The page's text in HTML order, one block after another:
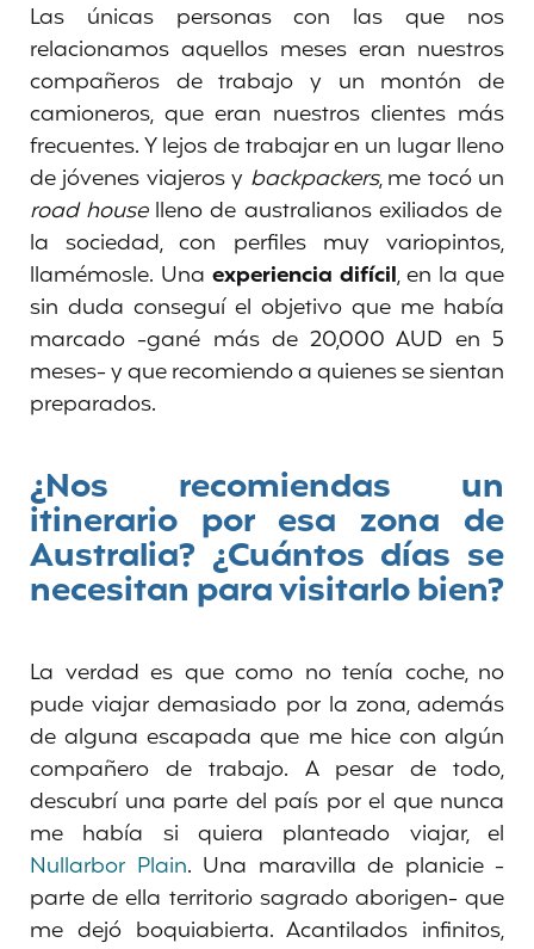
Las únicas personas con las que nos
relacionamos aquellos meses eran nuestros
compañeros de trabajo y un montón de
camioneros, que eran nuestros clientes más
frecuentes. Y lejos de trabajar en un lugar lleno
de jóvenes viajeros y backpackers, me tocó un
road houselleno de australianos exiliados de
la sociedad, con perfiles muy variopintos,
llamémosle. Una experiencia difícil, en la que
sin duda conseguí el objetivo que me había
marcado -gané más de 20,000 AUD en 5
meses- y que recomiendo a quienes se sientan
preparados.
¿Nos recomiendas un
itinerario por esa zona de
Australia? ¿Cuántos días se
necesitan para visitarlo bien?
La verdad es que como no tenía coche, no
pude viajar demasiado por la zona, además
de alguna escapada que me hice con algún
compañero de trabajo. A pesar de todo,
descubrí una parte del país por el que nunca
me había si quiera planteado viajar, el
Nullarbor Plain. Una maravilla de planicie -
parte de ella territorio sagrado aborigen- que
me dejó boquiabierta. Acantilados infinitos,